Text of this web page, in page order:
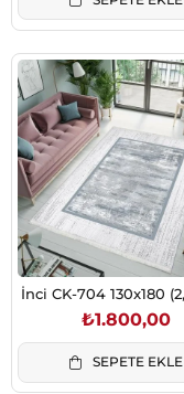
İnci CK-704 130x180
₺1.800,00
SEPETE EKLE